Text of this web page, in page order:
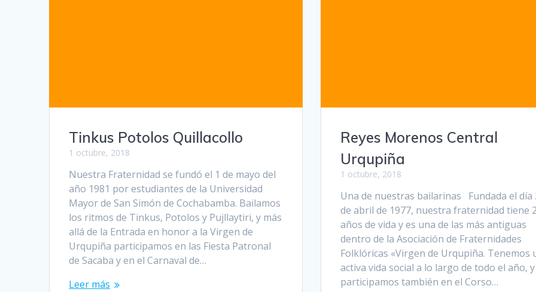
Tinkus Potolos Quillacollo
1 octubre, 2018
Nuestra Fraternidad se fundó el 1 de mayo del
año 1981 por estudiantes de la Universidad
Mayor de San Simón de Cochabamba. Bailamos
los ritmos de Tinkus, Potolos y Pujllaytiri, y más
allá de la Entrada en honor a la Virgen de
Urqupiña participamos en las Fiesta Patronal
de Sacaba y en el Carnaval de…
Leer más
Reyes Morenos Central
Urqupiña
1 octubre, 2018
Una de nuestras bailarinas Fundada el día
de abril de 1977, nuestra fraternidad tiene
años de vida y es una de las más antiguas
dentro de la Asociación de Fraternidades
Folklóricas «Virgen de Urqupiña. Tenemos
activa vida social a lo largo de todo el año, y
participamos también en el Corso…